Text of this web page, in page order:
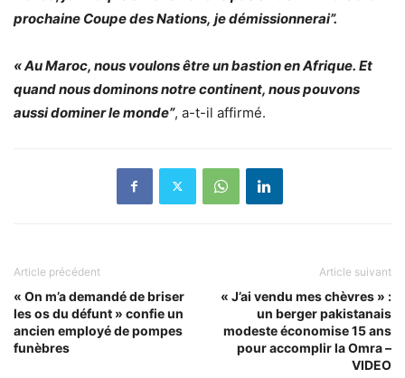
prochaine Coupe des Nations, je démissionnerai”.
« Au Maroc, nous voulons être un bastion en Afrique. Et
quand nous dominons notre continent, nous pouvons
aussi dominer le monde”, a-t-il affirmé.
Article précédent
« On m’a demandé de briser
les os du défunt » confie un
ancien employé de pompes
funèbres
Article suivant
« J’ai vendu mes chèvres » :
un berger pakistanais
modeste économise 15 ans
pour accomplir la Omra –
VIDEO